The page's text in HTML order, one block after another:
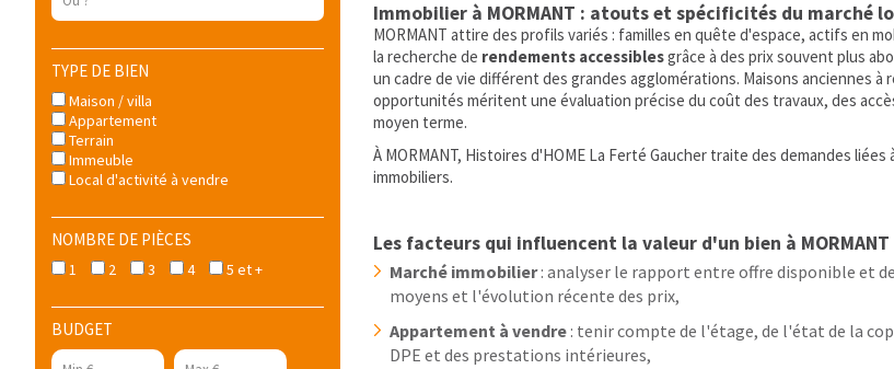
TYPE DE BIEN
Maison / villa
Appartement
Terrain
Immeuble
Local d'activité à vendre
NOMBRE DE PIÈCES
1 2 3 4 5 et +
BUDGET
Immobilier à MORMANT : atouts et spécificités du marché
MORMANT attire des profils variés : familles en quête d'espace, actifs en
la recherche de rendements accessiblesgrâce à des prix souvent plus
un cadre de vie différent des grandes agglomérations. Maisons anciennes à
opportunités méritent une évaluation précise du coût des travaux, des
moyen terme.
À MORMANT, Histoires d'HOME La Ferté Gaucher traite des demandes
immobiliers.
Les facteurs qui influencent la valeur d'un bien à MORMANT
Marché immobilier: analyser le rapport entre offre disponible et
moyens et l'évolution récente des prix,
Appartement à vendre : tenir compte de l'étage, de l'état de la
DPE et des prestations intérieures,